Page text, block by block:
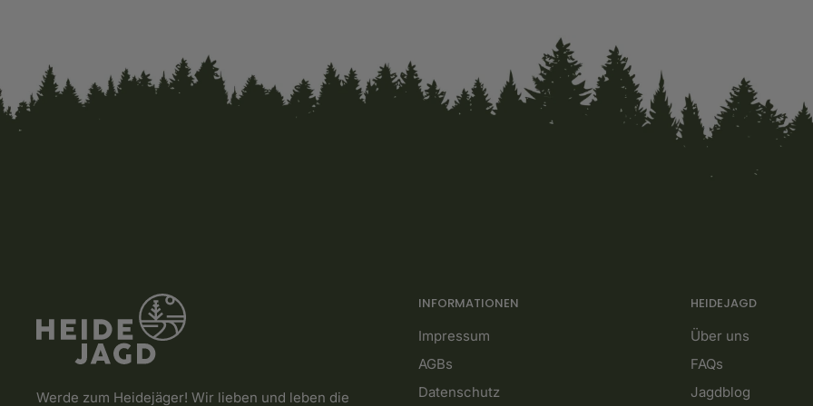
Werde zum Heidejäger! Wir lieben und leben die
INFORMATIONEN
Impressum
AGBs
Datenschutz
HEIDEJAGD
Über uns
FAQs
Jagdblog